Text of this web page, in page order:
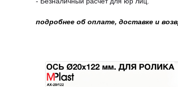
подробнее об оплате, доставке и